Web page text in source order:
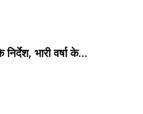
भारी वर्षा के...